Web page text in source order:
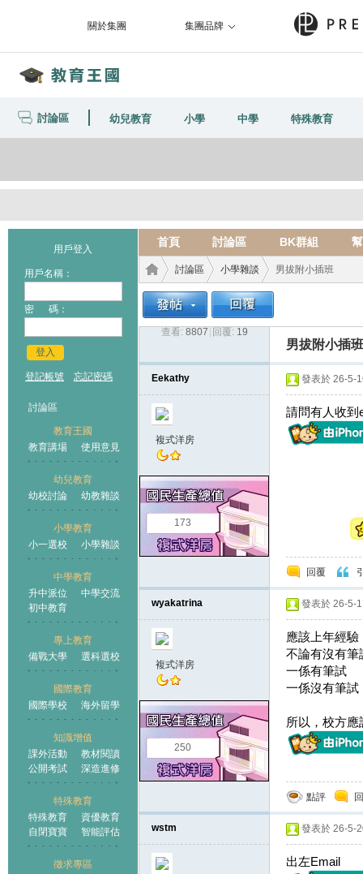
關於集團 集團品牌
討論區 幼兒教育 小學 中學 特殊教育
用戶登入
用戶名稱：
密 碼：
登入
登記帳號 忘記密碼
討論區
教育王國
教育講場
使用意見
幼兒教育
幼校討論
幼教雜談
小學教育
小一選校
小學雜談
中學教育
升中派位
中學交流
初中教育
專上教育
備戰大學
選科選校
國際教育
國際學校
海外留學
知識增值
課外活動
教材閱讀
公開考試
深造進修
特殊教育
特殊教育
資優教育
自閉寶寶
智能評估
徵求專區
首頁 討論區 BK群組
王國
›
討論區
›
小學雜談 男拔附小插班
查看: 8807 回覆: 19
男拔附小插班
Eekathy
複式洋房
173
發表於 26-5-
請問有人收到
回覆
wyakatrina
複式洋房
250
發表於 26-5-
應該上年經驗
不論有沒有筆
一係有筆試
一係沒有筆試
所以，校方應
點評
wstm 發表於 26-5-
出左Email